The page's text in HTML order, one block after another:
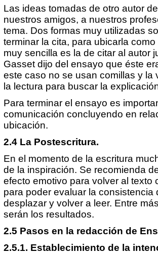
Las ideas tomadas de otro autor
nuestros amigos, a nuestros
tema. Dos formas muy utilizadas
terminar la cita, para ubicarla
muy sencilla es la de citar al autor
Gasset dijo del ensayo que éste
este caso no se usan comillas y la
la lectura para buscar la
Para terminar el ensayo es
comunicación concluyendo en
ubicación.
2.4 La Postescritura.
En el momento de la escritura
de la inspiración. Se recomienda
efecto emotivo para volver al texto
para poder evaluar la
desplazar y volver a leer. Entre
serán los resultados.
2.5 Pasos en la redacción de
2.5.1. Establecimiento de la